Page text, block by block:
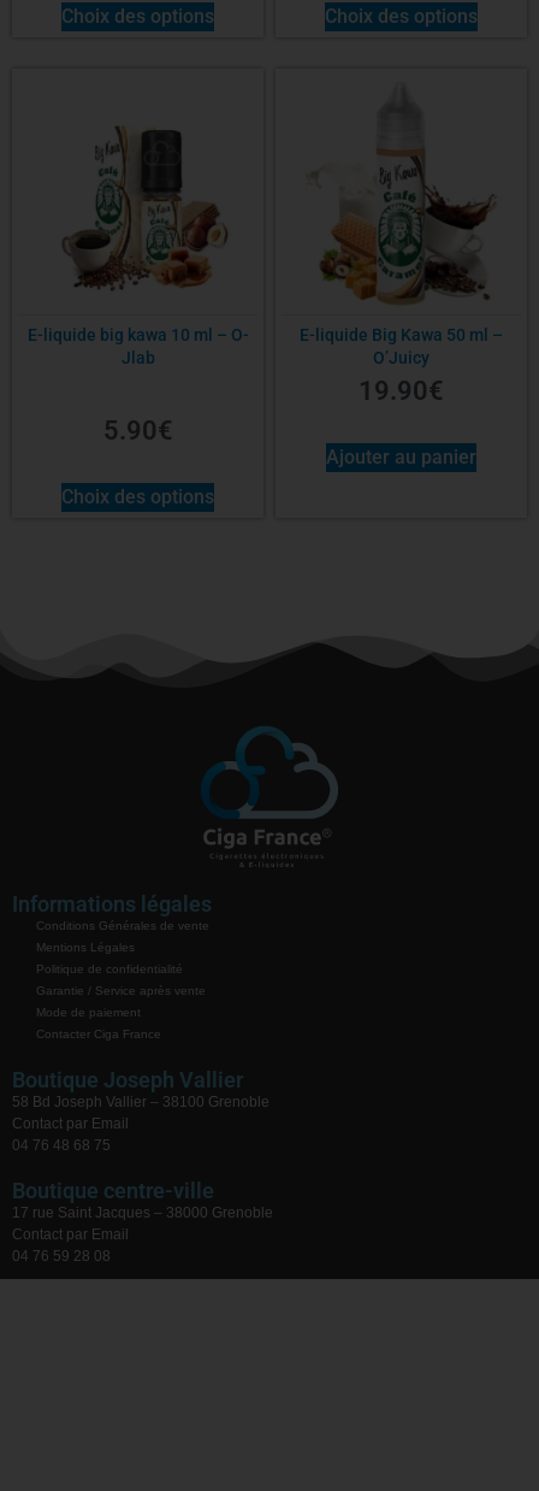
Choix des options Choix des options
E-liquide big kawa 10 ml – O-
Jlab
5.90€
Choix des options
E-liquide Big Kawa 50 ml –
O’Juicy
19.90€
Ajouter au panier
Informations légales
Conditions Générales de vente
Mentions Légales
Politique de confidentialité
Garantie / Service après vente
Mode de paiement
Contacter Ciga France
Boutique Joseph Vallier
58 Bd Joseph Vallier – 38100 Grenoble
Contact par Email
04 76 48 68 75
Boutique centre-ville
17 rue Saint Jacques – 38000 Grenoble
Contact par Email
04 76 59 28 08